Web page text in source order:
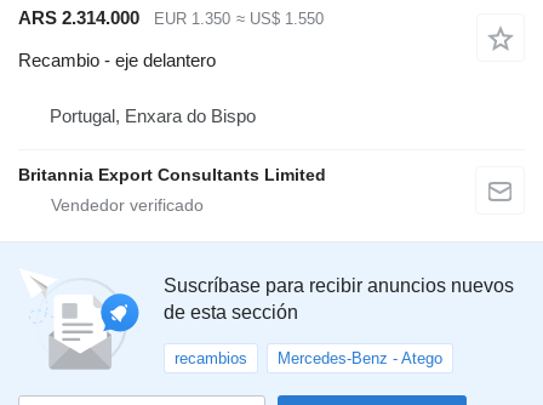
ARS 2.314.000 EUR 1.350 ≈ US$ 1.550
Recambio - eje delantero
Portugal, Enxara do Bispo
Britannia Export Consultants Limited
Suscríbase para recibir anuncios nuevos
de esta sección
recambios Mercedes-Benz - Atego